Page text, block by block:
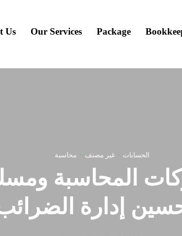
Us Our Services Package
الحسابات · غير مصنف · محاسبة
المحاسبة
إدارة